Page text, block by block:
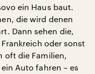
ein Haus baut.
die wird denen
Dann sehen die,
oder sonst
oft die Familien,
Auto fahren – es